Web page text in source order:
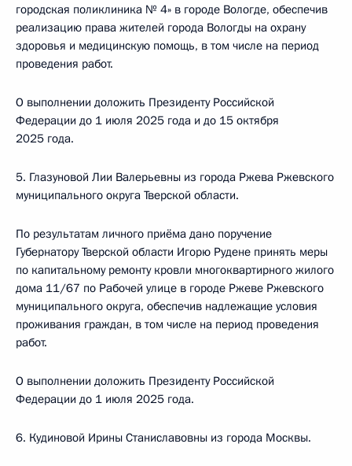
городская поликлиника № 4» в городе Вологде, обеспечив
реализацию права жителей города Вологды на охрану
здоровья и медицинскую помощь, в том числе на период
проведения работ.
О выполнении доложить Президенту Российской
Федерации до 1 июля 2025 года и до 15 октября
2025 года.
5. Глазуновой Лии Валерьевны из города Ржева Ржевского
муниципального округа Тверской области.
По результатам личного приёма дано поручение
Губернатору Тверской области Игорю Рудене принять меры
по капитальному ремонту кровли многоквартирного жилого
дома 11/67 по Рабочей улице в городе Ржеве Ржевского
муниципального округа, обеспечив надлежащие условия
проживания граждан, в том числе на период проведения
работ.
О выполнении доложить Президенту Российской
Федерации до 1 июля 2025 года.
6. Кудиновой Ирины Станиславовны из города Москвы.